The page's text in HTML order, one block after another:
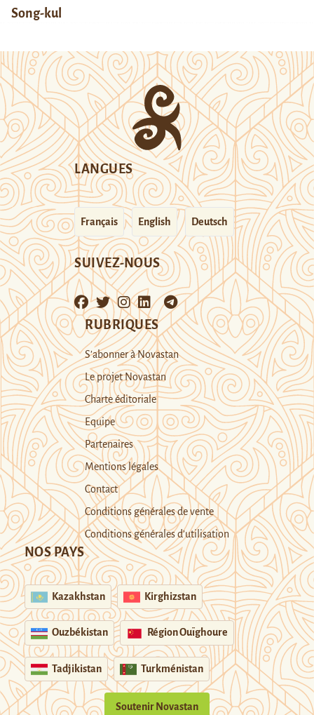
Song-kul
LANGUES
Français English Deutsch
SUIVEZ-NOUS
RUBRIQUES
S’abonner à Novastan
Le projet Novastan
Charte éditoriale
Equipe
Partenaires
Mentions légales
Contact
Conditions générales de vente
Conditions générales d’utilisation
NOS PAYS
Kazakhstan Kirghizstan
Ouzbékistan Région Ouïghoure
Tadjikistan Turkménistan
Soutenir Novastan